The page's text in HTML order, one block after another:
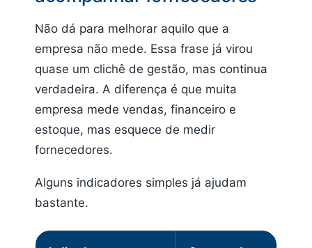
Não dá para melhorar aquilo que a
empresa não mede. Essa frase já virou
quase um clichê de gestão, mas continua
verdadeira. A diferença é que muita
empresa mede vendas, financeiro e
estoque, mas esquece de medir
fornecedores.
Alguns indicadores simples já ajudam
bastante.